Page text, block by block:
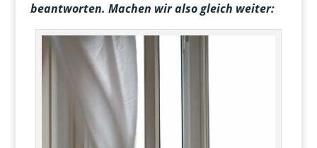
beantworten. Machen wir also gleich weiter: